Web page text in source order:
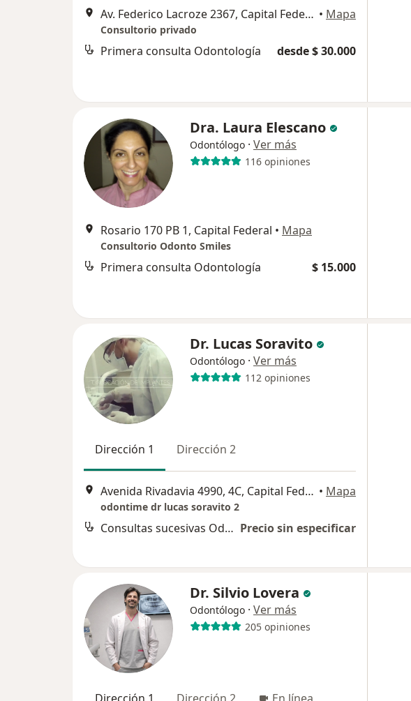
Av. Federico Lacroze 2367, Capital Federal • Mapa
Consultorio privado
Primera consulta Odontología desde $ 30.000
Dra. Laura Elescano
Odontólogo · Ver más
116 opiniones
Rosario 170 PB 1, Capital Federal • Mapa
Consultorio Odonto Smiles
Primera consulta Odontología $ 15.000
Dr. Lucas Soravito
Odontólogo · Ver más
112 opiniones
Dirección 1 Dirección 2
Avenida Rivadavia 4990, 4C, Capital Federal • Mapa
odontime dr lucas soravito 2
Consultas sucesivas Odontología Precio sin especificar
Dr. Silvio Lovera
Odontólogo · Ver más
205 opiniones